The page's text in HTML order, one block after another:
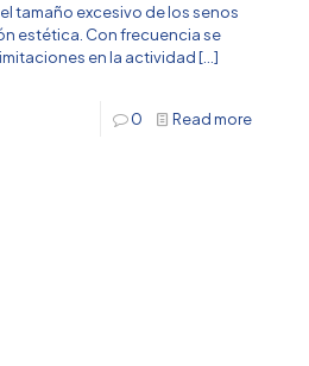
tamaño excesivo de los senos
estética. Con frecuencia se
en la actividad[…]
0 Read more